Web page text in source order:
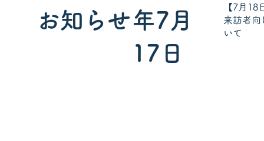
【7月18
来訪者向
いて
年7月
17日
お知らせ